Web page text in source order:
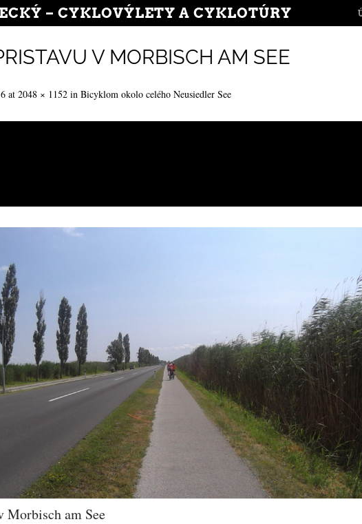
– CYKLOVÝLETY A CYKLOTÚRY
V MORBISCH AM SEE
at 2048 × 1152 in Bicyklom okolo celého Neusiedler See
Morbisch am See